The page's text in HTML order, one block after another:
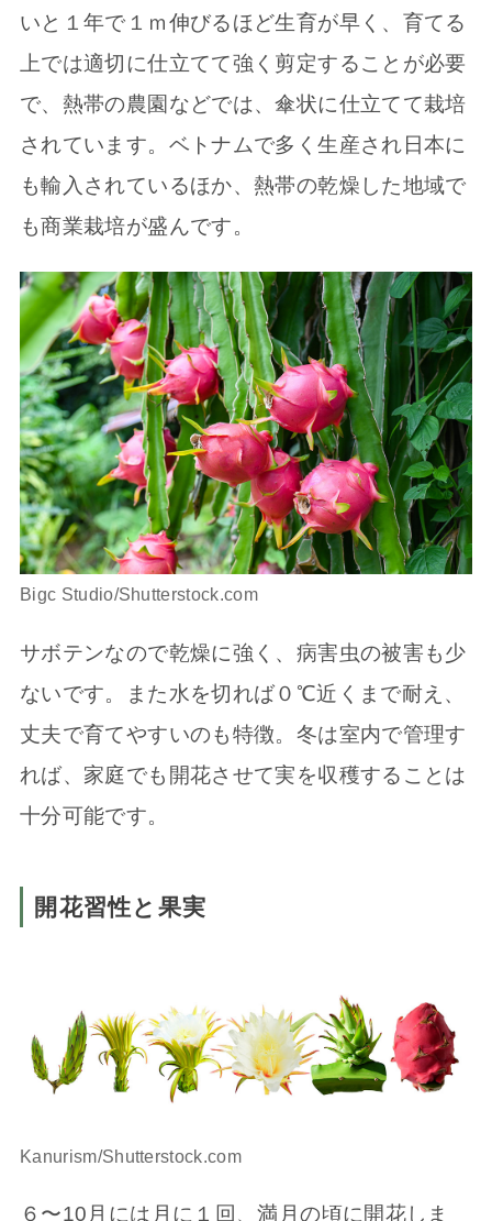
いと１年で１ｍ伸びるほど生育が早く、育てる
上では適切に仕立てて強く剪定することが必要
で、熱帯の農園などでは、傘状に仕立てて栽培
されています。ベトナムで多く生産され日本に
も輸入されているほか、熱帯の乾燥した地域で
も商業栽培が盛んです。
Bigc Studio/Shutterstock.com
サボテンなので乾燥に強く、病害虫の被害も少
ないです。また水を切れば０℃近くまで耐え、
丈夫で育てやすいのも特徴。冬は室内で管理す
れば、家庭でも開花させて実を収穫することは
十分可能です。
開花習性と果実
Kanurism/Shutterstock.com
６〜10月には月に１回、満月の頃に開花しま